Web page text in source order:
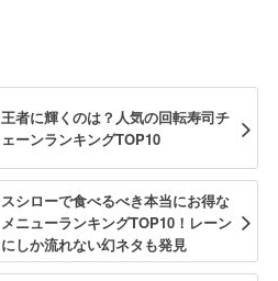
王者に輝くのは？人気の回転寿司チ
ェーンランキングTOP10
スシローで食べるべき本当にお得な
メニューランキングTOP10！レーン
にしか流れない幻ネタも発見